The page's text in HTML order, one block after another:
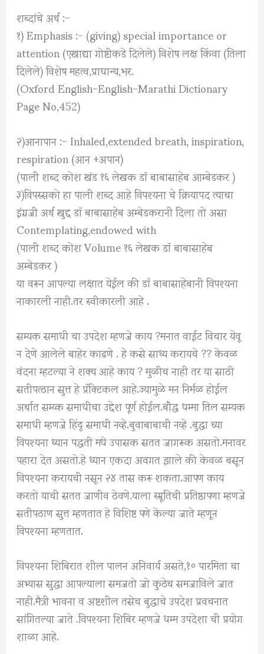
शब्दांचे अर्थ :-
१) Emphasis :- (giving) special importance or
attention (एखाद्या गोष्टीकडे दिलेले) विशेष लक्ष किंवा (तिला
दिलेले) विशेष महत्व,प्राधान्य,भर.
(Oxford English-English-Marathi Dictionary
Page No,452)
२)आनापान :- Inhaled,extended breath, inspiration,
respiration (आन +अपान)
(पाली शब्द कोश खंड १६ लेखक डॉ बाबासाहेब आम्बेडकर )
३)विपस्सको हा पाली शब्द आहे विपश्यना चे क्रियापद त्याचा
इंग्रजी अर्थ खुद्द डॉ बाबासाहेब अम्बेडकरानी दिला तो असा
Contemplating,endowed with
(पाली शब्द कोश Volume १६ लेखक डॉ बाबासाहेब
अम्बेडकर )
या वरून आपल्या लक्षात येईल की डॉ बाबासाहेबानी विपश्यना
नाकारली नाही.तर स्वीकारली आहे .
सम्यक समाधी चा उपदेश म्हणजे काय ?मनात वाईट विचार येवू
न देणे आलेले बाहेर काढणे . हे कसे साध्य करायचे ?? केवळ
वंदना म्हटल्या ने शक्य आहे काय ? मुळीच नाही तर या साठी
सतीपत्ठान सुत्त हे प्रॅक्टिकल आहे.ज्यामुळे मन निर्मळ होईल
अर्थात सम्य्क समाधीचा उद्देश पूर्ण होईल.बौद्ध धम्मा तिल सम्यक
समाधी म्हणजे हिंदू समाधी नव्हे.बुवाबाबाची नव्हे .बुद्धा च्या
विपश्यना ध्यान पद्धती मधे उपासक सतत जागरूक असतो.मनावर
पहारा देत असतो.हे ध्यान एकदा अवगत झाले की केवळ बसून
विपश्यना करायची नसून २४ तास करू शकता.आपण काय
करतो याची सतत जाणीव ठेवणे.याला स्म्रूतिची प्रतिष्ठापणा म्हणजे
सतीपठाण सुत्त म्हणतात हे विशिष्ट पणे केल्या जाते म्हणून
विपश्यना म्हणतात.
विपश्यना शिबिरात शील पालन अनिवार्य असते,१० पारमिता चा
अभ्यास सुद्धा आपल्याला समजतो जो कुठेच समजाविले जात
नाही.मैत्री भावना व अष्टशील तसेच बुद्धाचे उपदेश प्रवचनात
सांगितल्या जाते .विपश्यना शिबिर म्हणजे धम्म उपदेशा ची प्रयोग
शाळा आहे.